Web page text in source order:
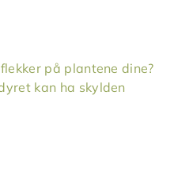
på plantene dine?
kan ha skylden